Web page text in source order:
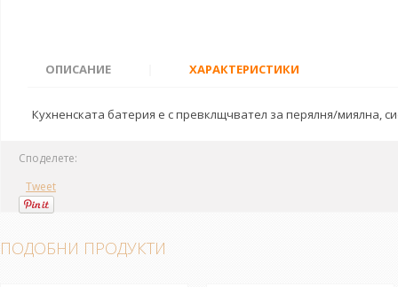
ОПИСАНИЕ ХАРАКТЕРИСТИКИ
Кухненската батерия е с превклщчвател за перялня/миялна,
Споделете:
Tweet
ПОДОБНИ ПРОДУКТИ